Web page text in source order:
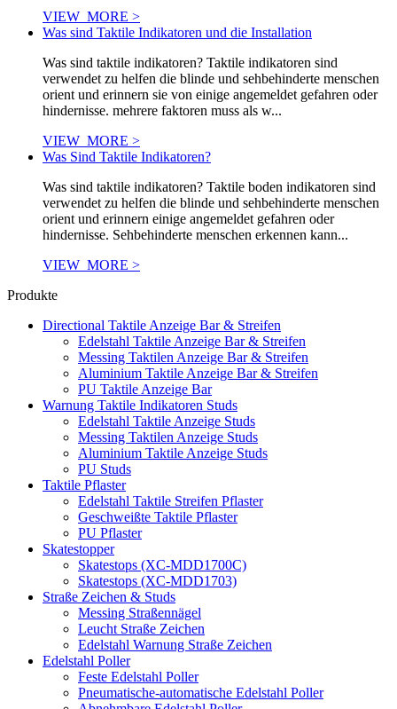
VIEW_MORE >
Was sind Taktile Indikatoren und die Installation
Was sind taktile indikatoren? Taktile indikatoren sind
verwendet zu helfen die blinde und sehbehinderte menschen
orient und erinnern sie von einige angemeldet gefahren oder
hindernisse. mehrere faktoren muss als w...
VIEW_MORE >
Was Sind Taktile Indikatoren?
Was sind taktile indikatoren? Taktile boden indikatoren sind
verwendet zu helfen die blinde und sehbehinderte menschen
orient und erinnern einige angemeldet gefahren oder
hindernisse. Sehbehinderte menschen erkennen kann...
VIEW_MORE >
Produkte
Directional Taktile Anzeige Bar & Streifen
Edelstahl Taktile Anzeige Bar & Streifen
Messing Taktilen Anzeige Bar & Streifen
Aluminium Taktile Anzeige Bar & Streifen
PU Taktile Anzeige Bar
Warnung Taktile Indikatoren Studs
Edelstahl Taktile Anzeige Studs
Messing Taktilen Anzeige Studs
Aluminium Taktile Anzeige Studs
PU Studs
Taktile Pflaster
Edelstahl Taktile Streifen Pflaster
Geschweißte Taktile Pflaster
PU Pflaster
Skatestopper
Skatestops (XC-MDD1700C)
Skatestops (XC-MDD1703)
Straße Zeichen & Studs
Messing Straßennägel
Leucht Straße Zeichen
Edelstahl Warnung Straße Zeichen
Edelstahl Poller
Feste Edelstahl Poller
Pneumatische-automatische Edelstahl Poller